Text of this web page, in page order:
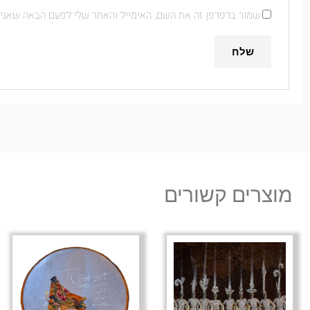
שמור בדפדפן זה את השם, האימייל והאתר שלי לפעם הבאה
מוצרים קשורים